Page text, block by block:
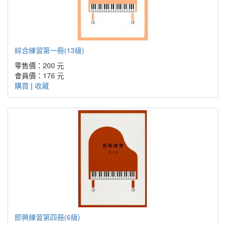
綜合練習第一冊(13級)
零售價：200 元
會員價：176 元
購買 | 收藏
即興練習第四冊(6級)